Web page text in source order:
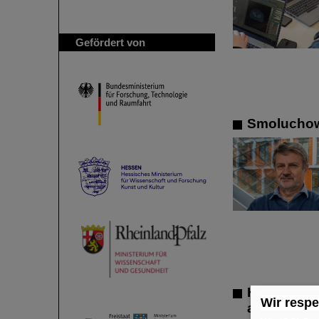
Gefördert von
Hohe
Wir